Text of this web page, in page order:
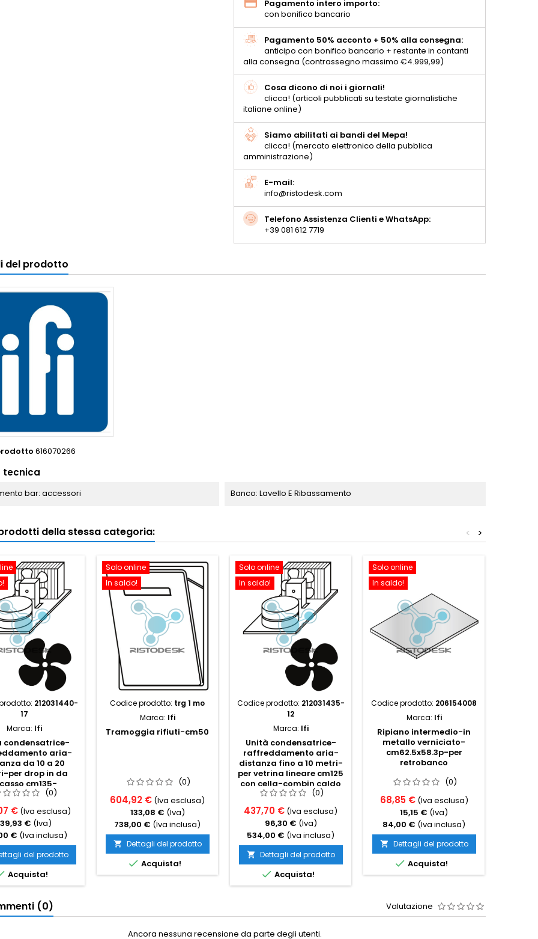
Pagamento intero importo:
con bonifico bancario
Pagamento 50% acconto + 50% alla consegna:
anticipo con bonifico bancario + restante in contanti
alla consegna (contrassegno massimo €4.999,99)
Cosa dicono di noi i giornali!
clicca! (articoli pubblicati su testate giornalistiche
italiane online)
Siamo abilitati ai bandi del Mepa!
clicca! (mercato elettronico della pubblica
amministrazione)
E-mail:
info@ristodesk.com
Telefono Assistenza Clienti e WhatsApp:
+39 081 612 7719
del prodotto
616070266
tecnica
bar: accessori Banco: Lavello E Ribassamento
della stessa categoria: >
<
212031440-
17
Marca: Ifi
condensatrice-
aria-
da 10 a 20
per drop in da
cm135-
caldo freddo
(0)
€ (Iva esclusa)
€ (Iva)
€ (Iva inclusa)
del prodotto
Acquista!
Solo online
In saldo!
Codice prodotto: trg 1 mo
Marca: Ifi
Tramoggia rifiuti-cm50
(0)
604,92 € (Iva esclusa)
133,08 € (Iva)
738,00 € (Iva inclusa)
 Dettagli del prodotto
 Acquista!
Solo online
In saldo!
Codice prodotto: 212031435-
12
Marca: Ifi
Unità condensatrice-
raffreddamento aria-
distanza fino a 10 metri-
per vetrina lineare cm125
con cella-combin caldo
freddo statico
(0)
437,70 € (Iva esclusa)
96,30 € (Iva)
534,00 € (Iva inclusa)
 Dettagli del prodotto
 Acquista!
Solo online
In saldo!
Codice prodotto: 206154008
Marca: Ifi
Ripiano intermedio-in
metallo verniciato-
cm62.5x58.3p-per
retrobanco
(0)
68,85 € (Iva esclusa)
15,15 € (Iva)
84,00 € (Iva inclusa)
 Dettagli del prodotto
 Acquista!
(0) Valutazione
Ancora nessuna recensione da parte degli utenti.